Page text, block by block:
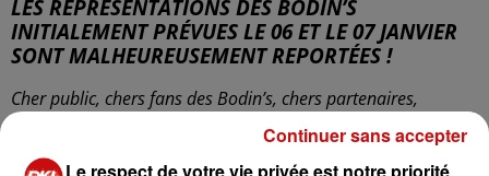
LES REPRÉSENTATIONS DES BODIN’S
INITIALEMENT PRÉVUES LE 06 ET LE 07 JANVIER
SONT MALHEUREUSEMENT REPORTÉES !
Cher public, chers fans des Bodin’s, chers partenaires,
C’est le cœur serré que nous vous informons du report des
représentations du spectacle
Les Bodin’s Grandeur
Continuer sans accepter